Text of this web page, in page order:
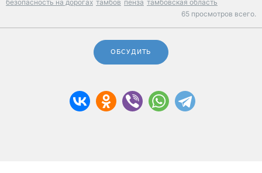
безопасность на дорогах тамбов пенза тамбовская область
65 просмотров всего.
ОБСУДИТЬ